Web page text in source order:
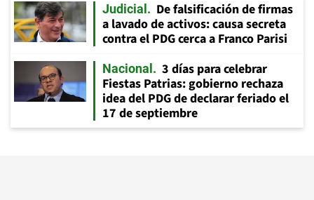
Judicial
De falsificación de firmas
a lavado de activos: causa secreta
contra el PDG cerca a Franco Parisi
Nacional
3 días para celebrar
Fiestas Patrias: gobierno rechaza
idea del PDG de declarar feriado el
17 de septiembre